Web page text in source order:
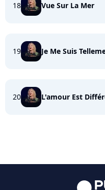
18 Vue Sur La Mer
19 Je Me Suis
20 L'amour Est